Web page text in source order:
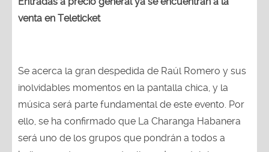
venta en Teleticket
Se acerca la gran despedida de Raúl Romero y sus
inolvidables momentos en la pantalla chica, y la
música será parte fundamental de este evento. Por
ello, se ha confirmado que La Charanga Habanera
será uno de los grupos que pondrán a todos a